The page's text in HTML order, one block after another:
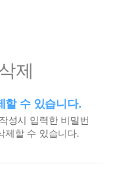
제
할 수 있습니다.
성시 입력한 비밀번
제할 수 있습니다.